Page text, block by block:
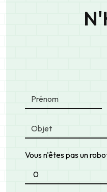
Vous n'êtes pas un